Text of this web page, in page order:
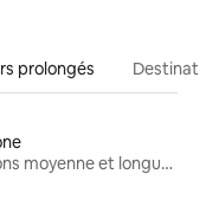
prolongés
Locations moyenne et longue durée